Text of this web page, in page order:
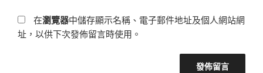
在瀏覽器中儲存顯示名稱、電子郵件地址及個人網站網
址，以供下次發佈留言時使用。